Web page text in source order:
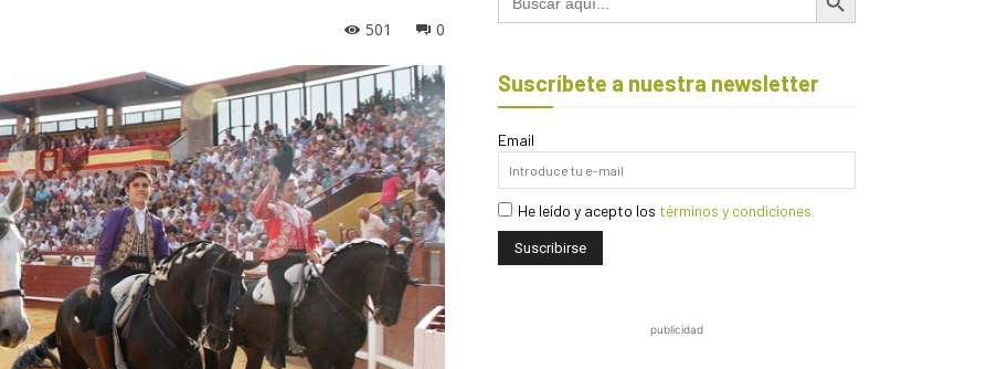
0
501
Suscríbete a nuestra newsletter
Email
He leído y acepto los términos y condiciones
publicidad